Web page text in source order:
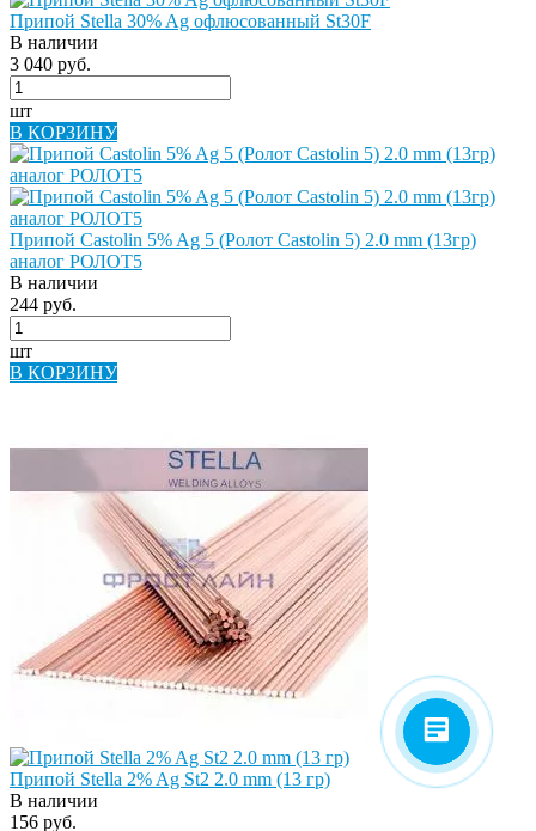
Припой Stella 30% Ag офлюсованный St30F
В наличии
3 040 руб.
шт
В КОРЗИНУ
Припой Castolin 5% Ag 5 (Ролот Castolin 5) 2.0 mm (13гр)
аналог РОЛОТ5
В наличии
244 руб.
шт
В КОРЗИНУ
Припой Stella 2% Ag St2 2.0 mm (13 гр)
В наличии
156 руб.